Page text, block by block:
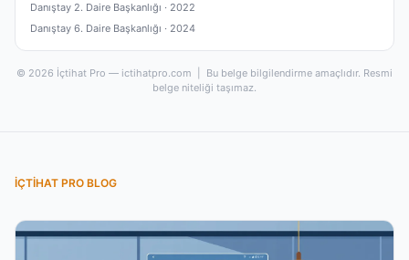
Danıştay 2. Daire Başkanlığı · 2022
Danıştay 6. Daire Başkanlığı · 2024
© 2026 İçtihat Pro — ictihatpro.com | Bu belge bilgilendirme amaçlıdır. Resmi
belge niteliği taşımaz.
İÇTIHAT PRO BLOG